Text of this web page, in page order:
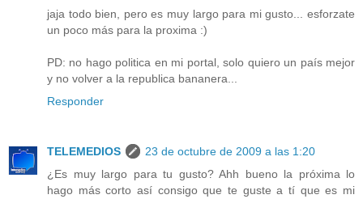
jaja todo bien, pero es muy largo para mi gusto... esforzate
un poco más para la proxima :)
PD: no hago politica en mi portal, solo quiero un país mejor
y no volver a la republica bananera...
Responder
TELEMEDIOS
23 de octubre de 2009 a las 1:20
¿Es muy largo para tu gusto? Ahh bueno la próxima lo
hago más corto así consigo que te guste a tí que es mi